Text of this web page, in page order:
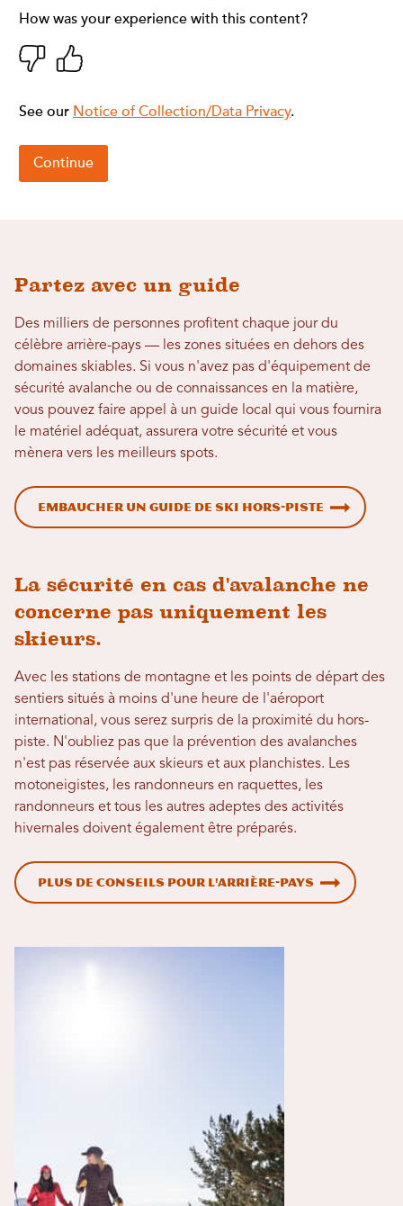
Partez avec un guide
Des milliers de personnes profitent chaque jour du
célèbre arrière-pays — les zones situées en dehors des
domaines skiables. Si vous n'avez pas d'équipement de
sécurité avalanche ou de connaissances en la matière,
vous pouvez faire appel à un guide local qui vous fournira
le matériel adéquat, assurera votre sécurité et vous
mènera vers les meilleurs spots.
Embaucher un guide de ski hors-piste
La sécurité en cas d'avalanche ne
concerne pas uniquement les
skieurs.
Avec les stations de montagne et les points de départ des
sentiers situés à moins d'une heure de l'aéroport
international, vous serez surpris de la proximité du hors-
piste. N'oubliez pas que la prévention des avalanches
n'est pas réservée aux skieurs et aux planchistes. Les
motoneigistes, les randonneurs en raquettes, les
randonneurs et tous les autres adeptes des activités
hivernales doivent également être préparés.
Plus de conseils pour l'arrière-pays